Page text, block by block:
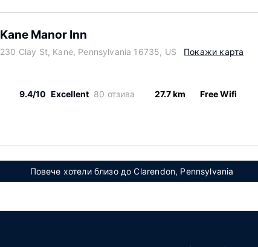
Kane Manor Inn
230 Clay St, Kane, Pennsylvania 16735, US Покажи карта
9.4/10 Excellent 80 отзива 27.7 km Free Wifi
Повече хотели близо до Clarendon, Pennsylvania